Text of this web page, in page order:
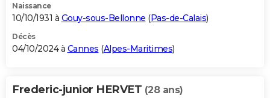
Naissance
10/10/1931 à Gouy-sous-Bellonne (Pas-de-Calais)
Décès
04/10/2024 à Cannes (Alpes-Maritimes)
Frederic-junior HERVET (28 ans)